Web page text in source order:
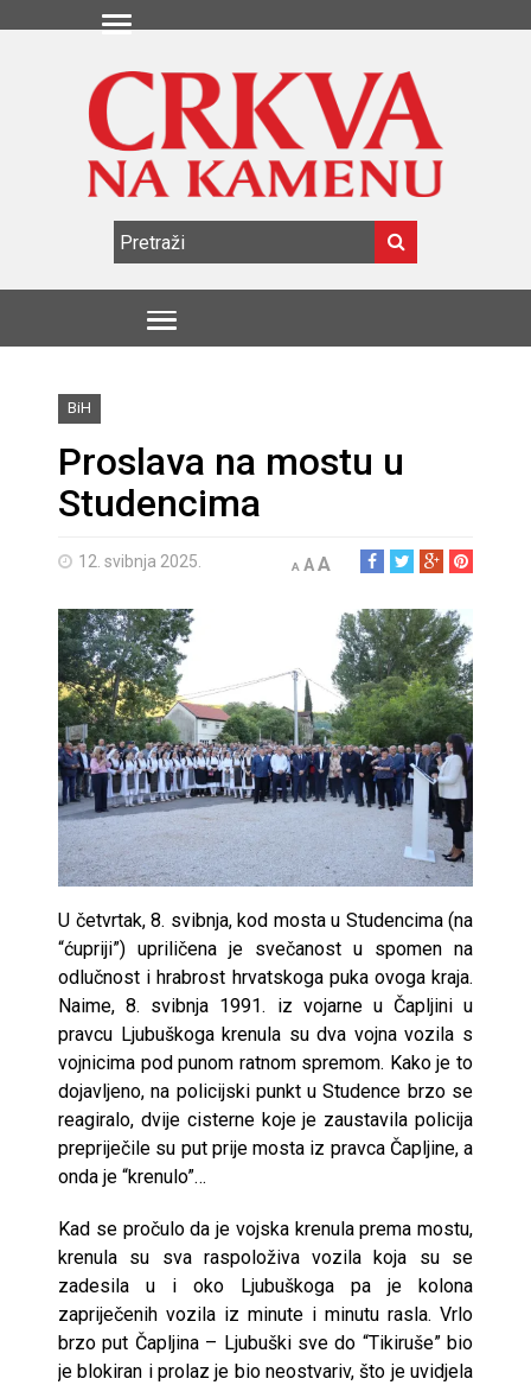
BiH
Proslava na mostu u
Studencima
12. svibnja 2025. A AA
U četvrtak, 8. svibnja, kod mosta u Studencima (na
“ćupriji”) upriličena je svečanost u spomen na
odlučnost i hrabrost hrvatskoga puka ovoga kraja.
Naime, 8. svibnja 1991. iz vojarne u Čapljini u
pravcu Ljubuškoga krenula su dva vojna vozila s
vojnicima pod punom ratnom spremom. Kako je to
dojavljeno, na policijski punkt u Studence brzo se
reagiralo, dvije cisterne koje je zaustavila policija
prepriječile su put prije mosta iz pravca Čapljine, a
onda je “krenulo”…
Kad se pročulo da je vojska krenula prema mostu,
krenula su sva raspoloživa vozila koja su se
zadesila u i oko Ljubuškoga pa je kolona
zapriječenih vozila iz minute i minutu rasla. Vrlo
brzo put Čapljina – Ljubuški sve do “Tikiruše” bio
je blokiran i prolaz je bio neostvariv, što je uvidjela